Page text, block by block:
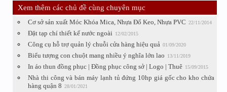
Xem thêm các chủ đề cùng chuyên mục
Cơ sở sản xuất Móc Khóa Mica, Nhựa Đổ Keo, Nhựa PVC 22/11/2014
Đặt tạp chí thiết kế nước ngoài 12/02/2015
Công cụ hỗ trợ quản lý chuỗi cửa hàng hiệu quả 01/09/2020
Biểu tượng con chuột mang nhiều ý nghĩa lớn lao 13/11/2019
In áo thun đồng phục | Đồng phục công sở | Logo | Thuê 15/09/2015
Nhà thi công và bán máy lạnh tủ đứng 10hp giá gốc cho kho chứa
hàng quận 8 28/01/2021